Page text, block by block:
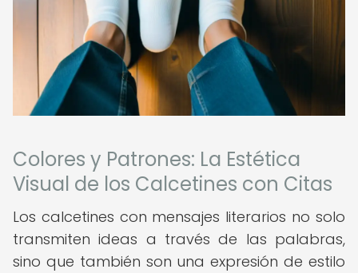
Colores y Patrones: La Estética
Visual de los Calcetines con Citas
Los calcetines con mensajes literarios no solo
transmiten ideas a través de las palabras,
sino que también son una expresión de estilo